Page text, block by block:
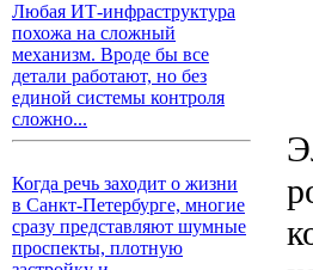
Любая ИТ-инфраструктура
похожа на сложный
механизм. Вроде бы все
детали работают, но без
единой системы контроля
сложно...
Когда речь заходит о жизни
в Санкт-Петербурге, многие
сразу представляют шумные
проспекты, плотную